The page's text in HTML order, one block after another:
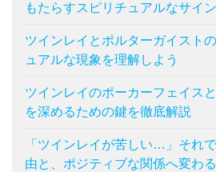
もたらすスピリチュアルなサイ
ツインレイとポルターガイスト
ュアルな現象を理解しよう
ツインレイのポーカーフェイス
を深めるための鍵を徹底解説
「ツインレイが苦しい…」それ
由と、ポジティブな関係へ変わ